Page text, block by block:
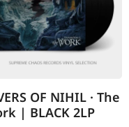
OF NIHIL · The
| BLACK 2LP